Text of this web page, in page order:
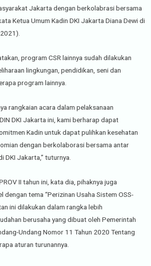
Jakarta dengan berkolabrasi bersama
Ketua Umum Kadin DKI Jakarta Diana Dewi di
program CSR lainnya sudah dilakukan
lingkungan, pendidikan, seni dan
program lainnya.
rangkaian acara dalam pelaksanaan
DKI Jakarta ini, kami berharap dapat
Kadin untuk dapat pulihkan kesehatan
dengan berkolaborasi bersama antar
DKI Jakarta,” tuturnya.
II tahun ini, kata dia, pihaknya juga
dengan tema “Perizinan Usaha Sistem OSS-
ini dilakukan dalam rangka lebih
berusaha yang dibuat oleh Pemerintah
Undang Nomor 11 Tahun 2020 Tentang
aturan turunannya.